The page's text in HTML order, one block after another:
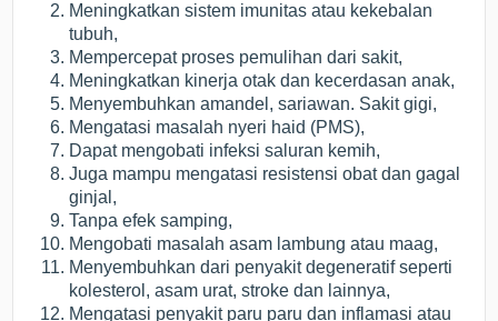
Meningkatkan sistem imunitas atau kekebalan
tubuh,
Mempercepat proses pemulihan dari sakit,
Meningkatkan kinerja otak dan kecerdasan anak,
Menyembuhkan amandel, sariawan. Sakit gigi,
Mengatasi masalah nyeri haid (PMS),
Dapat mengobati infeksi saluran kemih,
Juga mampu mengatasi resistensi obat dan gagal
ginjal,
Tanpa efek samping,
Mengobati masalah asam lambung atau maag,
Menyembuhkan dari penyakit degeneratif seperti
kolesterol, asam urat, stroke dan lainnya,
Mengatasi penyakit paru paru dan inflamasi atau